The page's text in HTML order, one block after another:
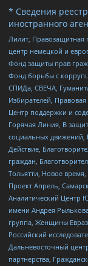
* Сведения
иностранного
Лилит, Правозащитная
центр немецкой и
Фонд защиты прав
Фонд борьбы с
СПИДа, СВЕЧА,
Избирателей,
Центр поддержки и
Горячая Линия, В
социальных
Действие,
граждан,
Тольятти, Новое
Проект Апрель,
Аналитический Центр
имени Андрея
группа, Женщины
Российский
Дальневосточный
партнерства,